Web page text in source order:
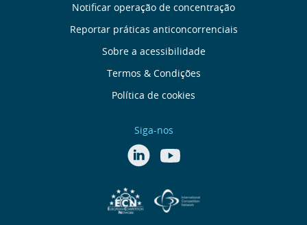
Notificar operação de concentração
Reportar práticas anticoncorrenciais
Sobre a acessibilidade
Termos & Condições
Política de cookies
Siga-nos